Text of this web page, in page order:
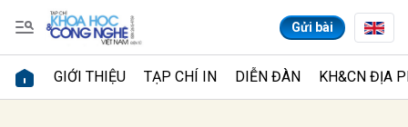
Gửi bài
GIỚI THIỆU TẠP CHÍ IN DIỄN ĐÀN KH&CN ĐỊA
Gửi bình luận